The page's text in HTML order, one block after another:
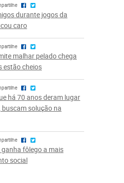
durante jogos da
caro
malhar pelado chega
estão cheios
há 70 anos deram lugar
solução na
fôlego a mais
social